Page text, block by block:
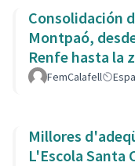
Consolidación
Montpaó,
Renfe hasta la
L’Estany.
FemCalafell
Millores
L'Escola Santa